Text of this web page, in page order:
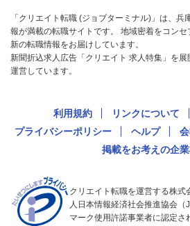
「クリエイト転職 (ジョブターミナル)」は、
報が満載の転職サイトです。 地域密着をコン
新の転職情報をお届けしています。
新聞折込求人広告「クリエイト 求人特集」を
運営しています。
利用規約 リンクについて
プライバシーポリシー
ヘルプ
掲載をお考えの企
クリエイト転職を運営する株
人日本情報経済社会推進協会
マーク使用許諾事業者に認定さ